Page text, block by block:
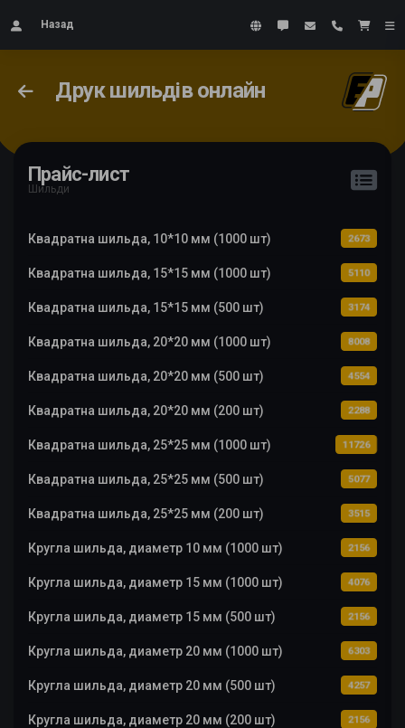
Назад
Друк шильдів онлайн
Прайс-лист
Шильди
Квадратна шильда, 10*10 мм (1000 шт) 2673
Квадратна шильда, 15*15 мм (1000 шт) 5110
Квадратна шильда, 15*15 мм (500 шт) 3174
Квадратна шильда, 20*20 мм (1000 шт) 8008
Квадратна шильда, 20*20 мм (500 шт) 4554
Квадратна шильда, 20*20 мм (200 шт) 2288
Квадратна шильда, 25*25 мм (1000 шт) 11726
Квадратна шильда, 25*25 мм (500 шт) 5077
Квадратна шильда, 25*25 мм (200 шт) 3515
Кругла шильда, диаметр 10 мм (1000 шт) 2156
Кругла шильда, диаметр 15 мм (1000 шт) 4076
Кругла шильда, диаметр 15 мм (500 шт) 2156
Кругла шильда, диаметр 20 мм (1000 шт) 6303
Кругла шильда, диаметр 20 мм (500 шт) 4257
Кругла шильда, диаметр 20 мм (200 шт) 2156